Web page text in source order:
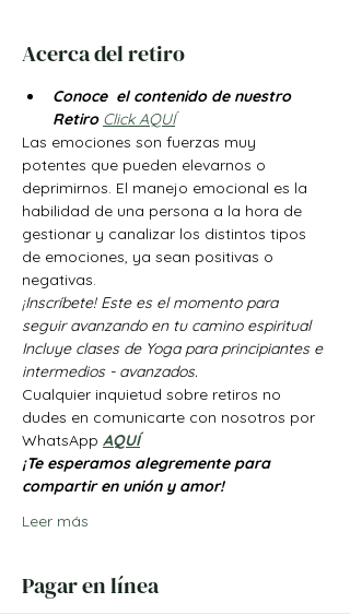
Acerca del retiro
Conoce  el contenido de nuestro
Retiro Click AQUÍ
Las emociones son fuerzas muy
potentes que pueden elevarnos o
deprimirnos. El manejo emocional es la
habilidad de una persona a la hora de
gestionar y canalizar los distintos tipos
de emociones, ya sean positivas o
negativas.
¡Inscríbete! Este es el momento para
seguir avanzando en tu camino espiritual
Incluye clases de Yoga para principiantes e
intermedios - avanzados.
Cualquier inquietud sobre retiros no
dudes en comunicarte con nosotros por
WhatsApp AQUÍ
¡Te esperamos alegremente para
compartir en unión y amor!
Leer más
Pagar en línea